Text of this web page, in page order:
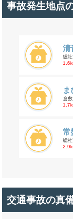
事故発生地点
清
総
倉
常
総
交通事故の真